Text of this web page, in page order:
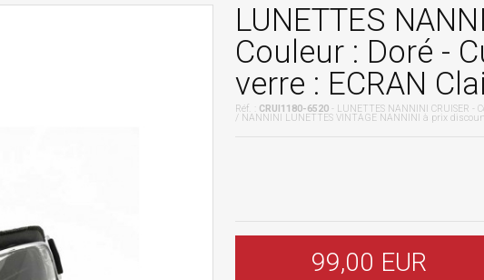
LUNETTES
Couleur : Doré -
verre : ECRAN
Réf. : CRUI1180-6520 - LUNETTES NANNINI CRUISER
/ NANNINI LUNETTES VINTAGE NANNINI à prix
99,00 EUR